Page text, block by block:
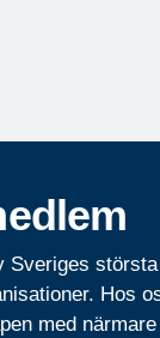
Sveriges största
Hos
med